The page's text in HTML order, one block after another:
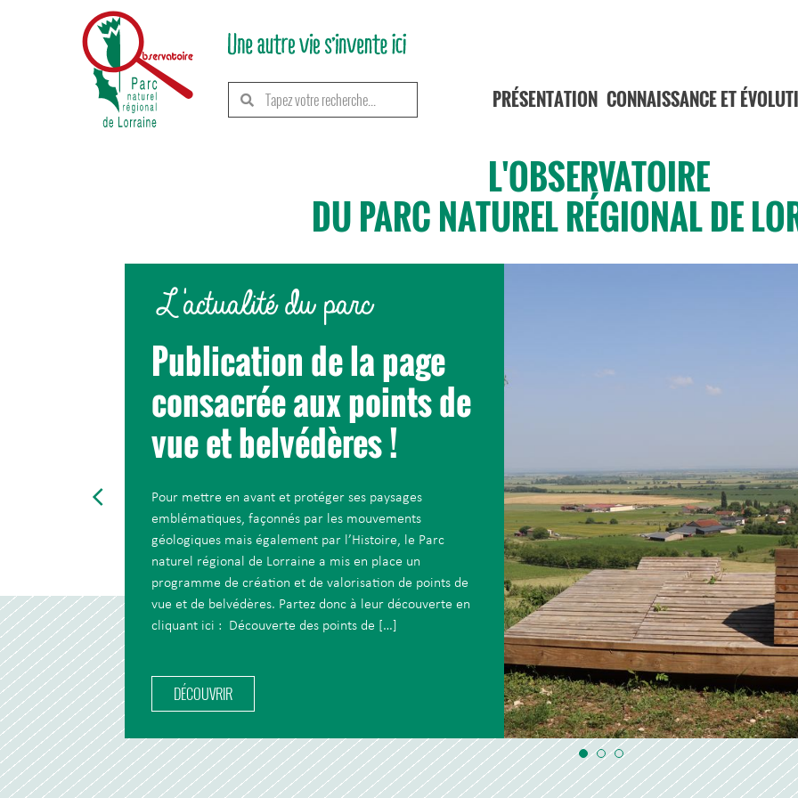
PRÉSENTATION CONNAISSANCE ET
L'OBSERVATOIRE
DU PARC NATUREL RÉGIONAL DE
L'actualité du parc
Publication de la page
consacrée aux points de
vue et belvédères !
Pour mettre en avant et protéger ses paysages
emblématiques, façonnés par les mouvements
géologiques mais également par l’Histoire, le Parc
naturel régional de Lorraine a mis en place un
programme de création et de valorisation de points de
vue et de belvédères. Partez donc à leur découverte en
cliquant ici : Découverte des points de […]
DÉCOUVRIR